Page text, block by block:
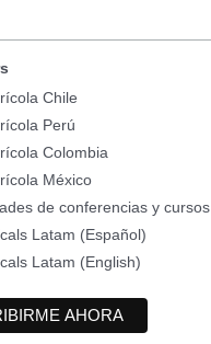
Chile
Perú
Colombia
México
de conferencias y cursos
Latam (Español)
Latam (English)